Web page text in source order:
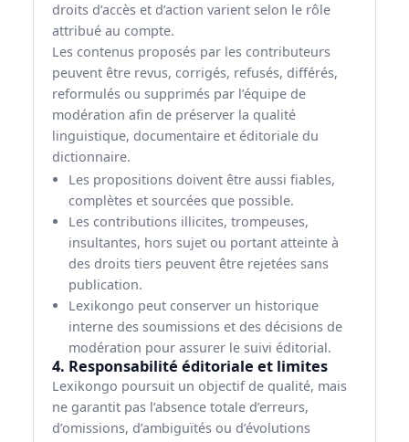
droits d’accès et d’action varient selon le rôle
attribué au compte.
Les contenus proposés par les contributeurs
peuvent être revus, corrigés, refusés, différés,
reformulés ou supprimés par l’équipe de
modération afin de préserver la qualité
linguistique, documentaire et éditoriale du
dictionnaire.
Les propositions doivent être aussi fiables,
complètes et sourcées que possible.
Les contributions illicites, trompeuses,
insultantes, hors sujet ou portant atteinte à
des droits tiers peuvent être rejetées sans
publication.
Lexikongo peut conserver un historique
interne des soumissions et des décisions de
modération pour assurer le suivi éditorial.
4. Responsabilité éditoriale et limites
Lexikongo poursuit un objectif de qualité, mais
ne garantit pas l’absence totale d’erreurs,
d’omissions, d’ambiguïtés ou d’évolutions